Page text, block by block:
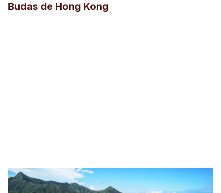
Budas de Hong Kong